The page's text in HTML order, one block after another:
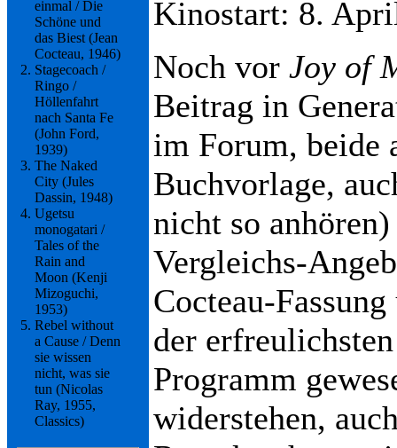
einmal / Die
Schöne und
das Biest (Jean
Cocteau, 1946)
Stagecoach /
Ringo /
Höllenfahrt
nach Santa Fe
(John Ford,
1939)
The Naked
City (Jules
Dassin, 1948)
Ugetsu
monogatari /
Tales of the
Rain and
Moon (Kenji
Mizoguchi,
1953)
Rebel without
a Cause / Denn
sie wissen
nicht, was sie
tun (Nicolas
Ray, 1955,
Classics)
Kinostart: 8.
Noch vor Joy of
Beitrag in
im Forum, beide
Buchvorlage,
nicht so
Vergleichs-
Cocteau-
der
Programm
widerstehen,